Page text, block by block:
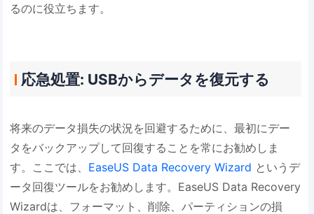
るのに役立ちます。
応急処置: USBからデータを復元する
将来のデータ損失の状況を回避するために、最初にデー
タをバックアップして回復することを常にお勧めしま
す。ここでは、 EaseUS Data Recovery Wizard というデ
ータ回復ツールをお勧めします。EaseUS Data Recovery
Wizardは、フォーマット、削除、パーティションの損